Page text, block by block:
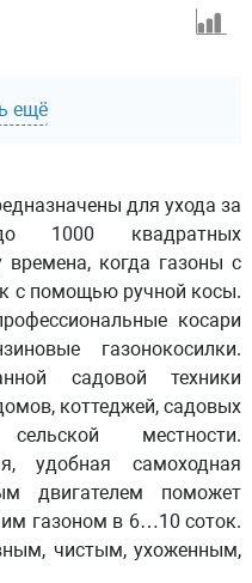
ещё
для ухода за
1000 квадратных
когда газоны с
с помощью ручной косы.
косари
газонокосилки.
садовой техники
коттеджей, садовых
местности.
удобная самоходная
двигателем поможет
газоном в 6…10 соток.
чистым, ухоженным,